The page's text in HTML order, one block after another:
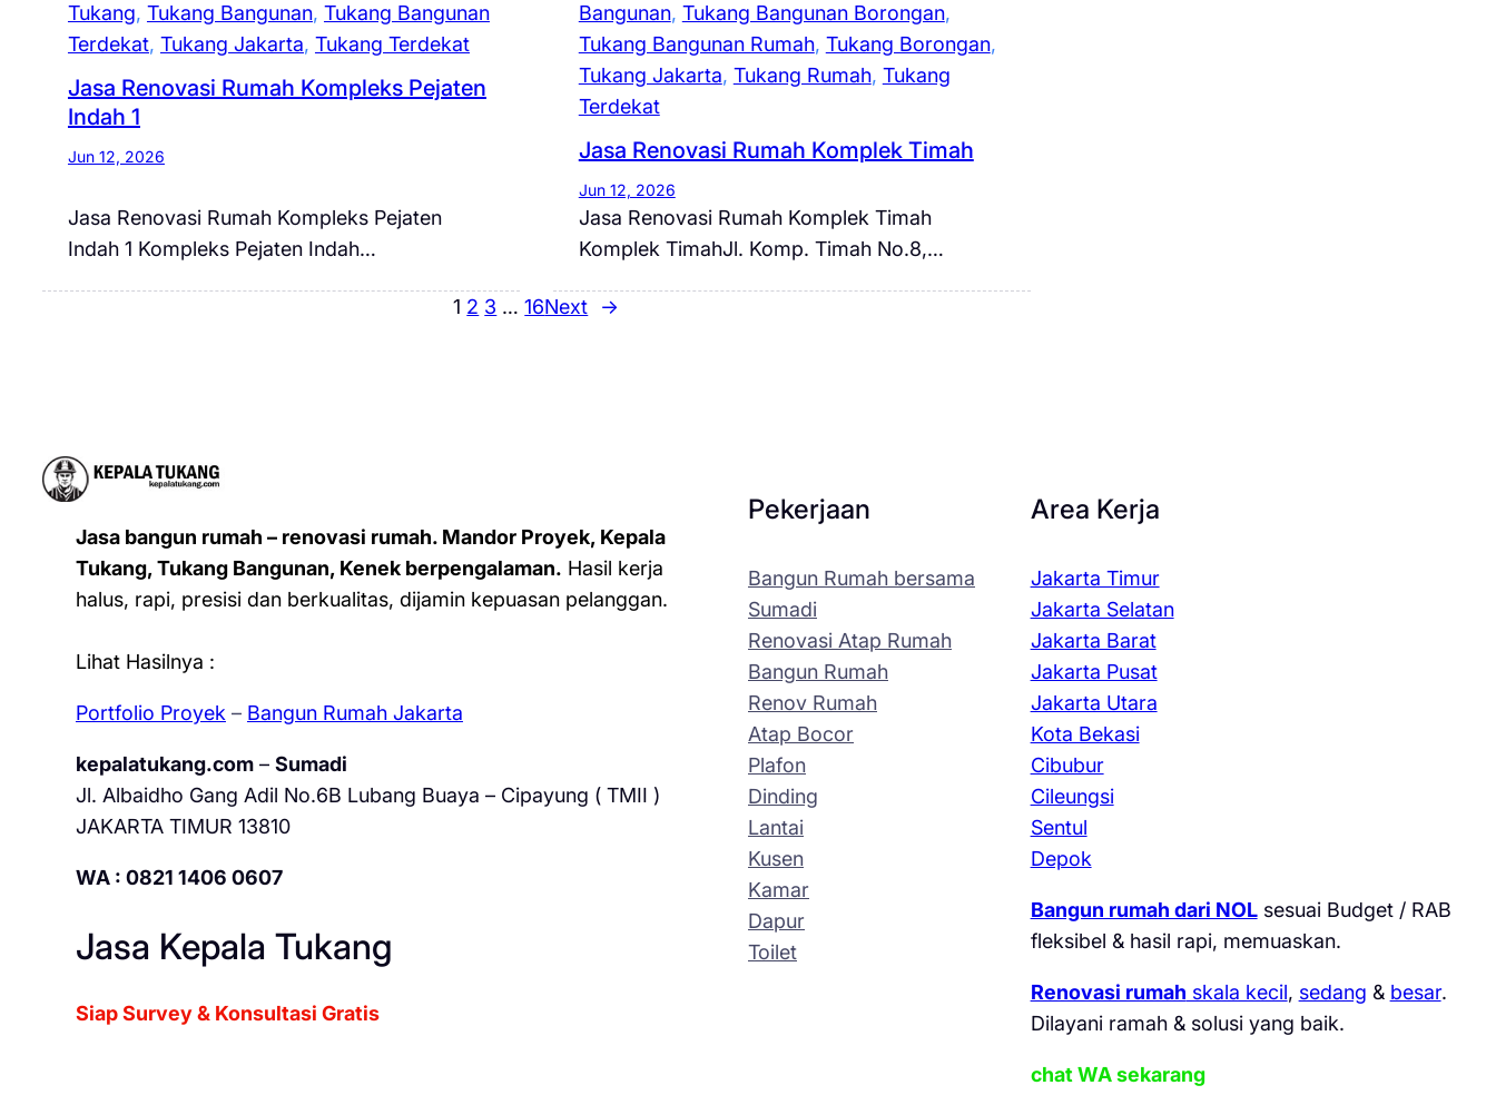
Tukang, Tukang Bangunan, Tukang Bangunan
Terdekat, Tukang Jakarta, Tukang Terdekat
Jasa Renovasi Rumah Kompleks Pejaten
Indah 1
Jun 12, 2026
Jasa Renovasi Rumah Kompleks Pejaten
Indah 1 Kompleks Pejaten Indah…
Bangunan, Tukang Bangunan Borongan
Tukang Bangunan Rumah, Tukang Borongan
Tukang Jakarta, Tukang Rumah, Tukang
Terdekat
Jasa Renovasi Rumah Komplek Timah
Jun 12, 2026
Jasa Renovasi Rumah Komplek Timah
Komplek TimahJl. Komp. Timah No.8,…
1 2 3 … 16Next →
Jasa bangun rumah – renovasi rumah. Mandor Proyek, Kepala
Tukang, Tukang Bangunan, Kenek berpengalaman. Hasil kerja
halus, rapi, presisi dan berkualitas, dijamin kepuasan pelanggan.
Lihat Hasilnya :
Portfolio Proyek – Bangun Rumah Jakarta
kepalatukang.com– Sumadi
Jl. Albaidho Gang Adil No.6B Lubang Buaya – Cipayung ( TMII )
JAKARTA TIMUR 13810
WA : 0821 1406 0607
Jasa Kepala Tukang
Siap Survey & Konsultasi Gratis
Pekerjaan
Bangun Rumah bersama
Sumadi
Renovasi Atap Rumah
Bangun Rumah
Renov Rumah
Atap Bocor
Plafon
Dinding
Lantai
Kusen
Kamar
Dapur
Toilet
Area Kerja
Jakarta Timur
Jakarta Selatan
Jakarta Barat
Jakarta Pusat
Jakarta Utara
Kota Bekasi
Cibubur
Cileungsi
Sentul
Depok
Bangun rumah dari NOLsesuai Budget / RAB
fleksibel & hasil rapi, memuaskan.
Renovasi rumah skala kecil, sedang & besar.
Dilayani ramah & solusi yang baik.
chat WA sekarang